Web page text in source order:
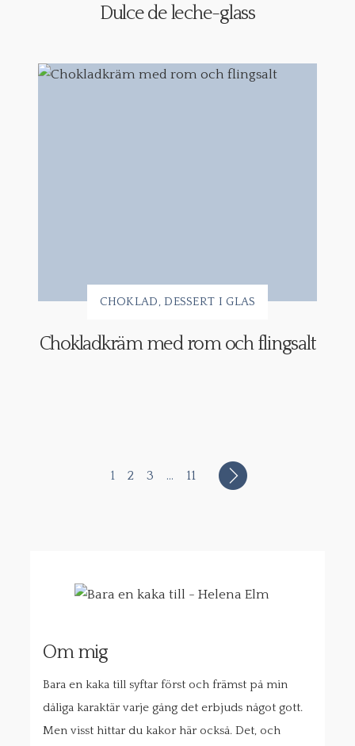
Dulce de leche-glass
CHOKLAD DESSERT I GLAS
Chokladkräm med rom och flingsalt
1 2 3 … 11
Om mig
Bara en kaka till syftar först och främst på min
dåliga karaktär varje gång det erbjuds något gott.
Men visst hittar du kakor här också. Det, och